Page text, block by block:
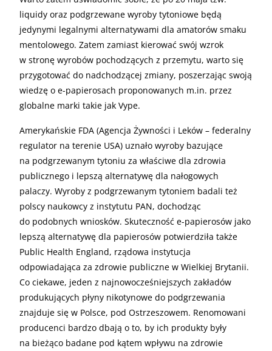
liquidy oraz podgrzewane wyroby tytoniowe będą
jedynymi legalnymi alternatywami dla amatorów smaku
mentolowego. Zatem zamiast kierować swój wzrok
w stronę wyrobów pochodzących z przemytu, warto się
przygotować do nadchodzącej zmiany, poszerzając swoją
wiedzę o e-papierosach proponowanych m.in. przez
globalne marki takie jak Vype.
Amerykańskie FDA (Agencja Żywności i Leków – federalny
regulator na terenie USA) uznało wyroby bazujące
na podgrzewanym tytoniu za właściwe dla zdrowia
publicznego i lepszą alternatywę dla nałogowych
palaczy. Wyroby z podgrzewanym tytoniem badali też
polscy naukowcy z instytutu PAN, dochodząc
do podobnych wniosków. Skuteczność e-papierosów jako
lepszą alternatywę dla papierosów potwierdziła także
Public Health England, rządowa instytucja
odpowiadająca za zdrowie publiczne w Wielkiej Brytanii.
Co ciekawe, jeden z najnowocześniejszych zakładów
produkujących płyny nikotynowe do podgrzewania
znajduje się w Polsce, pod Ostrzeszowem. Renomowani
producenci bardzo dbają o to, by ich produkty były
na bieżąco badane pod kątem wpływu na zdrowie